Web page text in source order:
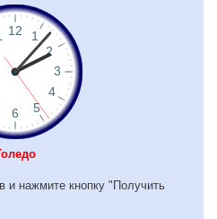
и нажмите кнопку "Получить